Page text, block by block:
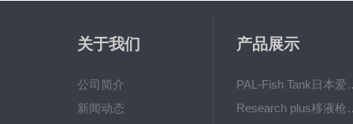
关于我们
公司简介
新闻动态
产品展示
PAL-Fish Tank
Research plus